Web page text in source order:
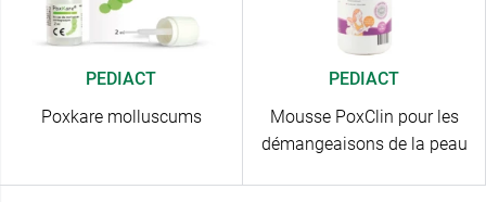
PEDIACT
Poxkare molluscums
PEDIACT
Mousse PoxClin pour les
démangeaisons de la peau